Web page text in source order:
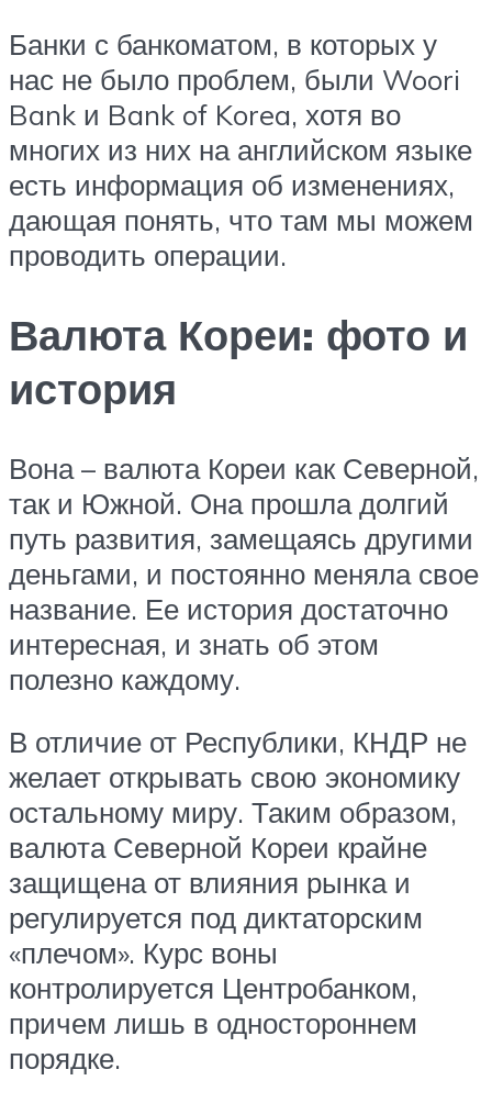
Банки с банкоматом, в которых у
нас не было проблем, были Woori
Bank и Bank of Korea, хотя во
многих из них на английском языке
есть информация об изменениях,
дающая понять, что там мы можем
проводить операции.
Валюта Кореи: фото и
история
Вона – валюта Кореи как Северной,
так и Южной. Она прошла долгий
путь развития, замещаясь другими
деньгами, и постоянно меняла свое
название. Ее история достаточно
интересная, и знать об этом
полезно каждому.
В отличие от Республики, КНДР не
желает открывать свою экономику
остальному миру. Таким образом,
валюта Северной Кореи крайне
защищена от влияния рынка и
регулируется под диктаторским
«плечом». Курс воны
контролируется Центробанком,
причем лишь в одностороннем
порядке.